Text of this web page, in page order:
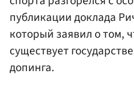
публикации доклада
который заявил о том,
существует
допинга.